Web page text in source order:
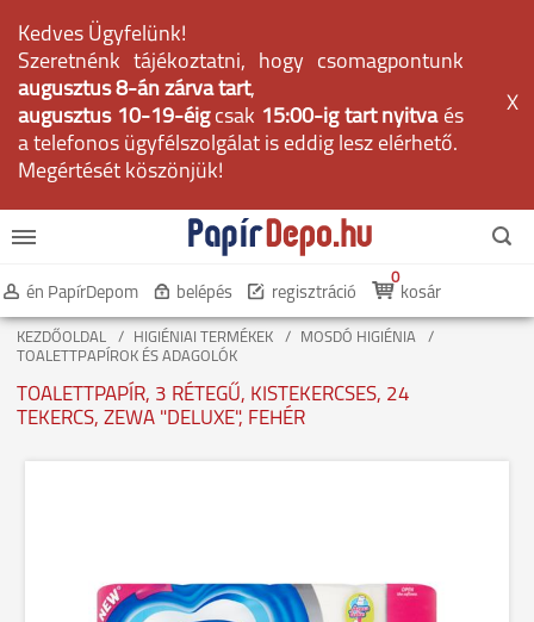
Kedves Ügyfelünk!
Szeretnénk tájékoztatni, hogy csomagpontunk
augusztus 8-án zárva tart,
augusztus 10-19-éig csak 15:00-ig tart nyitvaés
a telefonos ügyfélszolgálat is eddig lesz elérhető.
Megértését köszönjük!
X
én PapírDepom belépés regisztráció kosár
0
KEZDŐOLDAL HIGIÉNIAI TERMÉKEK
MOSDÓ HIGIÉNIA
TOALETTPAPÍROK ÉS ADAGOLÓK
TOALETTPAPÍR, 3 RÉTEGŰ, KISTEKERCSES, 24
TEKERCS, ZEWA "DELUXE", FEHÉR